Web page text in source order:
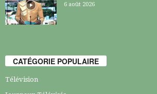
6 août 2026
CATÉGORIE POPULAIRE
Télévision